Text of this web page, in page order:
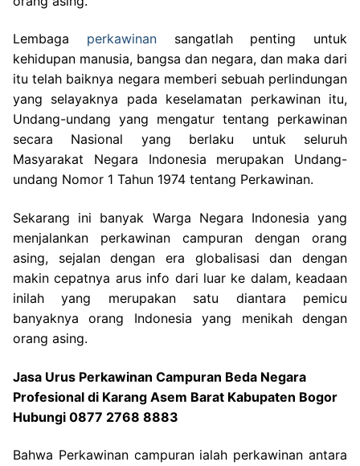
Lembaga perkawinansangatlah penting untuk
kehidupan manusia, bangsa dan negara, dan maka dari
itu telah baiknya negara memberi sebuah perlindungan
yang selayaknya pada keselamatan perkawinan itu,
Undang-undang yang mengatur tentang perkawinan
secara Nasional yang berlaku untuk seluruh
Masyarakat Negara Indonesia merupakan Undang-
undang Nomor 1 Tahun 1974 tentang Perkawinan.
Sekarang ini banyak Warga Negara Indonesia yang
menjalankan perkawinan campuran dengan orang
asing, sejalan dengan era globalisasi dan dengan
makin cepatnya arus info dari luar ke dalam, keadaan
inilah yang merupakan satu diantara pemicu
banyaknya orang Indonesia yang menikah dengan
orang asing.
Jasa Urus Perkawinan Campuran Beda Negara
Profesional di Karang Asem Barat Kabupaten Bogor
Hubungi 0877 2768 8883
Bahwa Perkawinan campuran ialah perkawinan antara